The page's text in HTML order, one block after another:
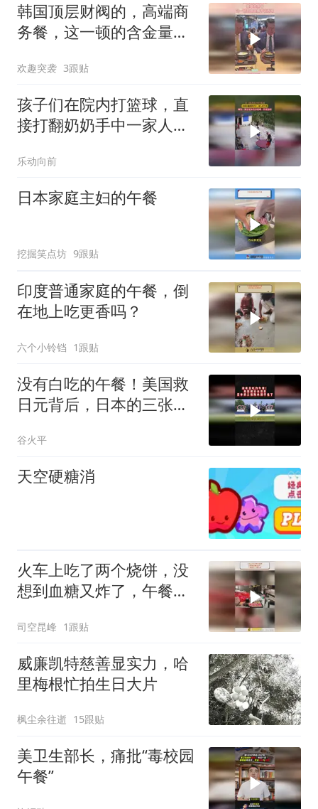
韩国顶层财阀的，高端商
务餐，这一顿的含金量不
欢趣突袭 3跟贴
孩子们在院内打篮球，直
接打翻奶奶手中一家人的
乐动向前
日本家庭主妇的午餐
挖掘笑点坊 9跟贴
印度普通家庭的午餐，倒
在地上吃更香吗？
六个小铃铛 1跟贴
没有白吃的午餐！美国救
日元背后，日本的三张账
谷火平
天空硬糖消
火车上吃了两个烧饼，没
想到血糖又炸了，午餐前
司空昆峰 1跟贴
威廉凯特慈善显实力，哈
里梅根忙拍生日大片
枫尘余往逝 15跟贴
美卫生部长，痛批“毒校园
午餐”